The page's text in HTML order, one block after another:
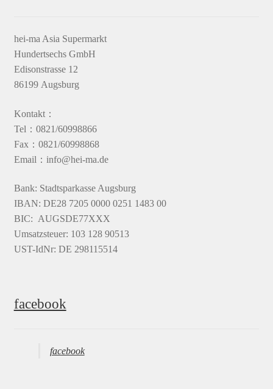
hei-ma Asia Supermarkt
Hundertsechs GmbH
Edisonstrasse 12
86199 Augsburg
Kontakt：
Tel：0821/60998866
Fax：0821/60998868
Email：info@hei-ma.de
Bank: Stadtsparkasse Augsburg
IBAN: DE28 7205 0000 0251 1483 00
BIC: AUGSDE77XXX
Umsatzsteuer: 103 128 90513
UST-IdNr: DE 298115514
facebook
facebook